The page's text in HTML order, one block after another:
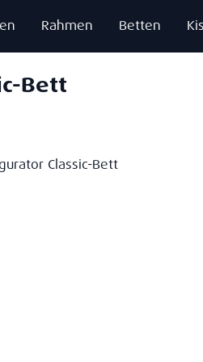
Rahmen Betten
Bett